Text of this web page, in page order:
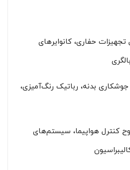
تجهیزات حفاری، کانوایرهای
بدنه، رباتیک رنگ‌آمیزی،
کنترل هواپیما، سیستم‌های